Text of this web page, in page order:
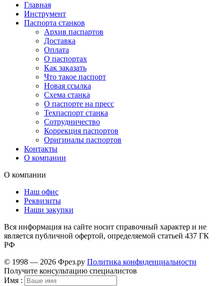
Главная
Инструмент
Паспорта станков
Архив паспартов
Доставка
Оплата
О паспортах
Как заказать
Что такое паспорт
Новая ссылка
Схема станка
О паспорте на пресс
Техпаспорт станка
Сотрудничество
Коррекция паспортов
Оригиналы паспортов
Контакты
О компании
О компании
Наш офис
Реквизиты
Наши закупки
Вся информация на сайте носит справочный характер и не
является публичной офертой, определяемой статьей 437 ГК
РФ
© 1998 — 2026 Фрез.ру Политика конфиденциальности
Получите консультацию специалистов
Имя :